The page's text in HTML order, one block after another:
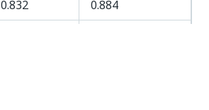
0.832
0.884